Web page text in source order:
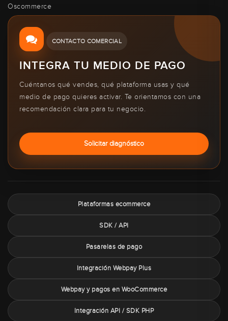
Oscommerce
CONTACTO COMERCIAL
INTEGRA TU MEDIO DE PAGO
Cuéntanos qué vendes, qué plataforma usas y qué
medio de pago quieres activar. Te orientamos con una
recomendación clara para tu negocio.
Solicitar diagnóstico
Plataformas ecommerce
SDK / API
Pasarelas de pago
Integración Webpay Plus
Webpay y pagos en WooCommerce
Integración API / SDK PHP